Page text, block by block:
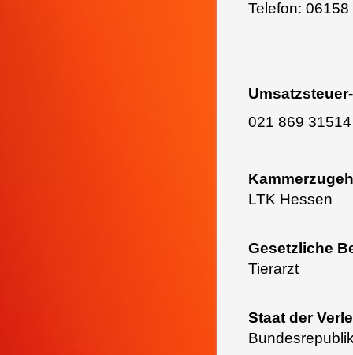
Telefon:
021 869 31514
LTK Hessen
Gesetzliche
Tierarzt
Staat der